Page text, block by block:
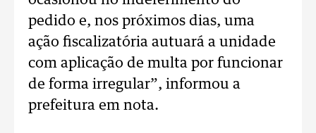
pedido e, nos próximos dias, uma
ação fiscalizatória autuará a unidade
com aplicação de multa por funcionar
de forma irregular”, informou a
prefeitura em nota.